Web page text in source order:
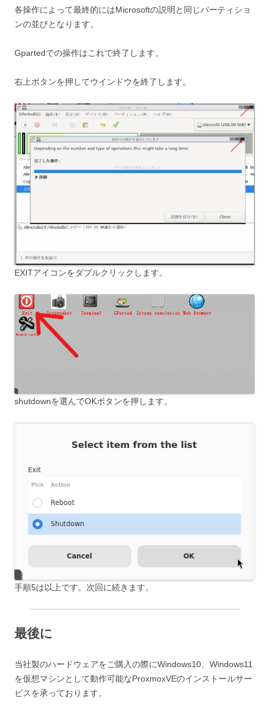
各操作によって最終的にはMicrosoftの説明と同じパーティショ
ンの並びとなります。
Gpartedでの操作はこれで終了します。
右上ボタンを押してウインドウを終了します。
EXITアイコンをダブルクリックします。
shutdownを選んでOKボタンを押します。
手順5は以上です。次回に続きます。
最後に
当社製のハードウェアをご購入の際にWindows10、Windows11
を仮想マシンとして動作可能なProxmoxVEのインストールサー
ビスを承っております。